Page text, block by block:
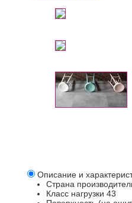
Описание и
Страна
Класс нагрузки 43